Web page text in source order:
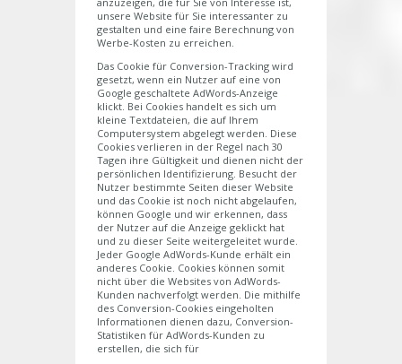
unsere Website für Sie interessanter zu
gestalten und eine faire Berechnung von
Werbe-Kosten zu erreichen.
Das Cookie für Conversion-Tracking wird
gesetzt, wenn ein Nutzer auf eine von
Google geschaltete AdWords-Anzeige
klickt. Bei Cookies handelt es sich um
kleine Textdateien, die auf Ihrem
Computersystem abgelegt werden. Diese
Cookies verlieren in der Regel nach 30
Tagen ihre Gültigkeit und dienen nicht der
persönlichen Identifizierung. Besucht der
Nutzer bestimmte Seiten dieser Website
und das Cookie ist noch nicht abgelaufen,
können Google und wir erkennen, dass
der Nutzer auf die Anzeige geklickt hat
und zu dieser Seite weitergeleitet wurde.
Jeder Google AdWords-Kunde erhält ein
anderes Cookie. Cookies können somit
nicht über die Websites von AdWords-
Kunden nachverfolgt werden. Die mithilfe
des Conversion-Cookies eingeholten
Informationen dienen dazu, Conversion-
Statistiken für AdWords-Kunden zu
erstellen, die sich für